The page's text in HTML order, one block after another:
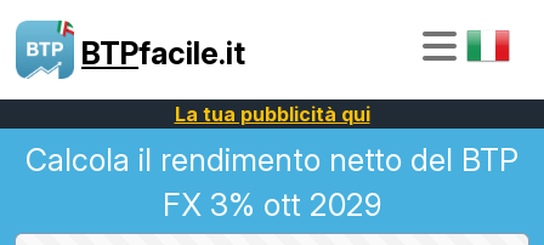
BTPfacile.it
La tua pubblicità qui
Calcola il rendimento netto del BTP
FX 3% ott 2029